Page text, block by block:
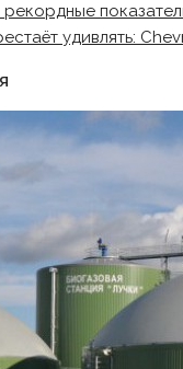
удивлять: